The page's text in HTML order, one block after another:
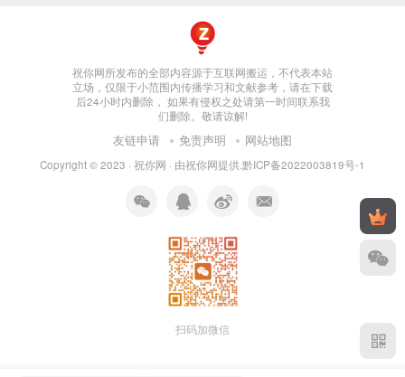
祝你网所发布的全部内容源于互联网搬运，不代表本站
立场，仅限于小范围内传播学习和文献参考，请在下载
后24小时内删除， 如果有侵权之处请第一时间联系我
们删除。敬请谅解!
友链申请 免责声明 网站地图
Copyright © 2023 · 祝你网 · 由祝你网提供.黔ICP备2022003819号-1
扫码加微信